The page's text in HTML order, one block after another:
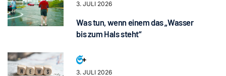
3. JULI 2026
Was tun, wenn einem das „Wasser
bis zum Hals steht“
3. JULI 2026